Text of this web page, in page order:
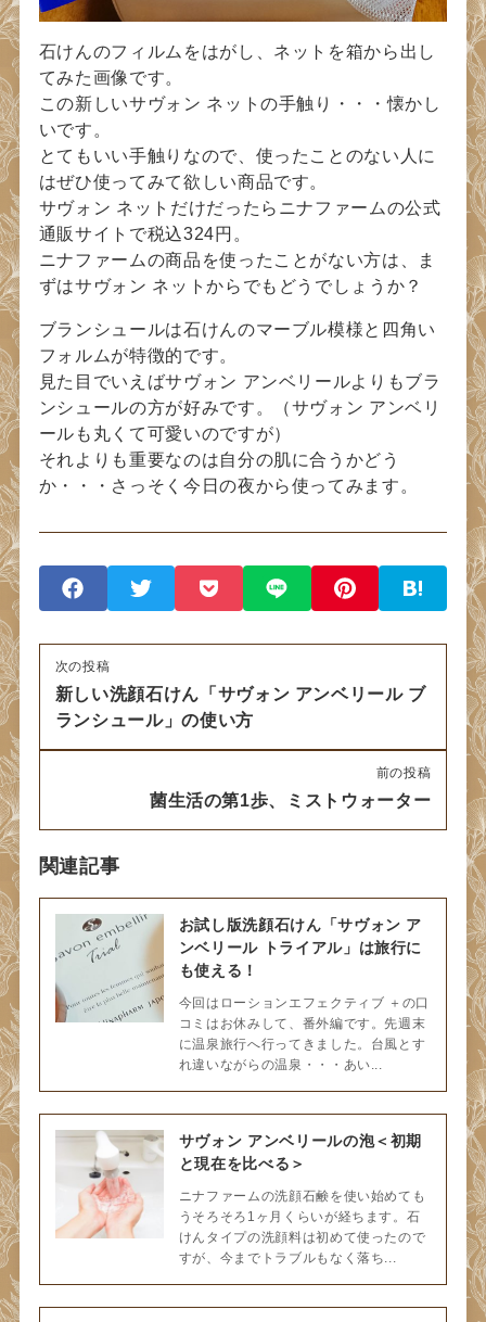
石けんのフィルムをはがし、ネットを箱から出し
てみた画像です。
この新しいサヴォン ネットの手触り・・・懐かし
いです。
とてもいい手触りなので、使ったことのない人に
はぜひ使ってみて欲しい商品です。
サヴォン ネットだけだったらニナファームの公式
通販サイトで税込324円。
ニナファームの商品を使ったことがない方は、ま
ずはサヴォン ネットからでもどうでしょうか？
ブランシュールは石けんのマーブル模様と四角い
フォルムが特徴的です。
見た目でいえばサヴォン アンベリールよりもブラ
ンシュールの方が好みです。（サヴォン アンベリ
ールも丸くて可愛いのですが）
それよりも重要なのは自分の肌に合うかどう
か・・・さっそく今日の夜から使ってみます。
次の投稿
新しい洗顔石けん「サヴォン アンベリール ブ
ランシュール」の使い方
前の投稿
菌生活の第1歩、ミストウォーター
関連記事
お試し版洗顔石けん「サヴォン ア
ンベリール トライアル」は旅行に
も使える！
今回はローションエフェクティブ ＋の口
コミはお休みして、番外編です。先週末
に温泉旅行へ行ってきました。台風とす
れ違いながらの温泉・・・あい...
サヴォン アンベリールの泡＜初期
と現在を比べる＞
ニナファームの洗顔石鹸を使い始めても
うそろそろ1ヶ月くらいが経ちます。石
けんタイプの洗顔料は初めて使ったので
すが、今までトラブルもなく落ち...